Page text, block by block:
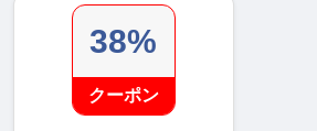
38%
クーポン